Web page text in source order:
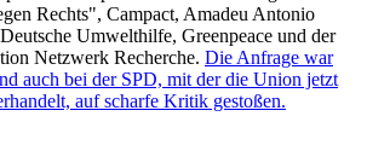
Rechts", Campact, Amadeu Antonio
Umwelthilfe, Greenpeace und der
Netzwerk Recherche. Die Anfrage war
auch bei der SPD, mit der die Union jetzt
auf scharfe Kritik gestoßen.